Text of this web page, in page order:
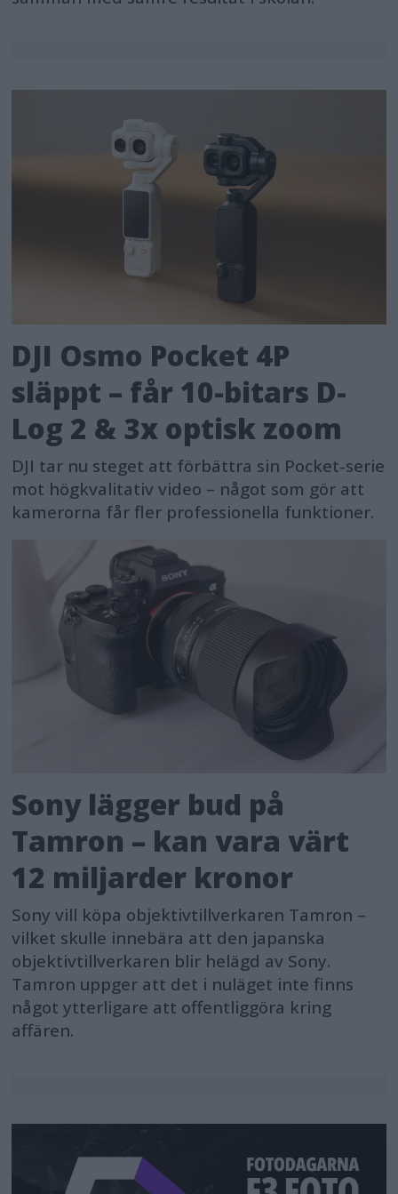
DJI Osmo Pocket 4P
släppt – får 10-bitars D-
Log 2 & 3x optisk zoom
DJI tar nu steget att förbättra sin Pocket-serie
mot högkvalitativ video – något som gör att
kamerorna får fler professionella funktioner.
Sony lägger bud på
Tamron – kan vara värt
12 miljarder kronor
Sony vill köpa objektivtillverkaren Tamron –
vilket skulle innebära att den japanska
objektivtillverkaren blir helägd av Sony.
Tamron uppger att det i nuläget inte finns
något ytterligare att offentliggöra kring
affären.